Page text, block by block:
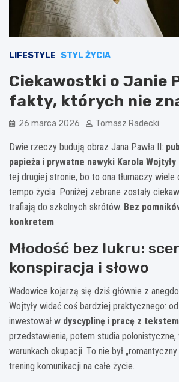
LIFESTYLE STYL ŻYCIA
Ciekawostki o Janie
fakty, których nie
26 marca 2026 Tomasz Radecki
Dwie rzeczy budują obraz Jana Pawła II:
papieża i prywatne nawyki Karola Wojtyły
tej drugiej stronie, bo to ona tłumaczy wiele
tempo życia. Poniżej zebrane zostały
trafiają do szkolnych skrótów. Bez
konkretem.
Młodość bez lukru:
konspiracja i słowo
Wadowice kojarzą się dziś głównie z
Wojtyły widać coś bardziej praktycznego:
inwestował w dyscyplinę i pracę z tekstem
przedstawienia, potem studia
warunkach okupacji. To nie był
trening komunikacji na całe życie.